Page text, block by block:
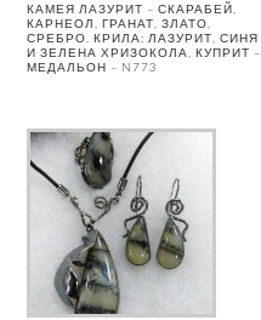
КАМЕЯ ЛАЗУРИТ – СКАРАБЕЙ,
КАРНЕОЛ, ГРАНАТ, ЗЛАТО,
СРЕБРО. КРИЛА: ЛАЗУРИТ, СИНЯ
И ЗЕЛЕНА ХРИЗОКОЛА, КУПРИТ –
МЕДАЛЬОН – N773